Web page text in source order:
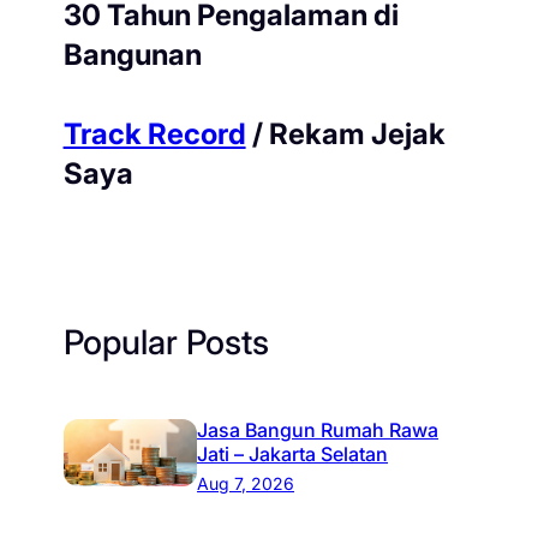
30 Tahun Pengalaman di
Bangunan
Track Record / Rekam Jejak
Saya
Popular Posts
Jasa Bangun Rumah Rawa
Jati – Jakarta Selatan
Aug 7, 2026